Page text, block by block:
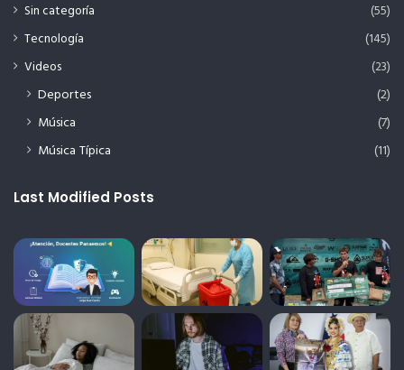
Sin categoría
(55)
Tecnología
(145)
Videos
(23)
Deportes
(2)
Música
(7)
Música Típica
(11)
Last Modified Posts